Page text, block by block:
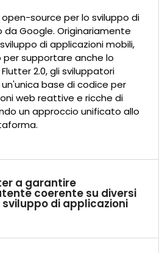
source per lo sviluppo di
Google. Originariamente
di applicazioni mobili,
per supportare anche lo
2.0, gli sviluppatori
base di codice per
web reattive e ricche di
un approccio unificato allo
a garantire
coerente su diversi
di applicazioni